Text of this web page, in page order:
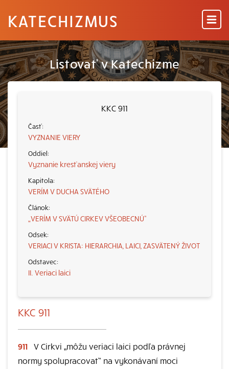
KATECHIZMUS
Listovať v Katechizme
KKC 911
VYZNANIE VIERY
Vyznanie kresťanskej viery
VERÍM V DUCHA SVÄTÉHO
„VERÍM V SVÄTÚ CIRKEV VŠEOBECNÚ“
VERIACI V KRISTA: HIERARCHIA, LAICI, ZASVÄTENÝ ŽIVOT
II. Veriaci laici
KKC 911
911 V Cirkvi „môžu veriaci laici podľa právnej
normy spolupracovať“ na vykonávaní moci